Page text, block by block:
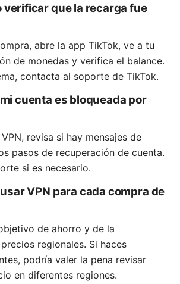
verificar que la recarga fue
abre la app TikTok, ve a tu
de monedas y verifica el balance.
contacta al soporte de TikTok.
cuenta es bloqueada por
revisa si hay mensajes de
pasos de recuperación de cuenta.
si es necesario.
VPN para cada compra de
de ahorro y de la
regionales. Si haces
podría valer la pena revisar
en diferentes regiones.